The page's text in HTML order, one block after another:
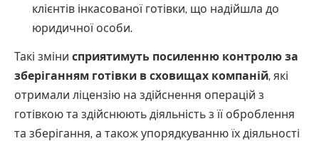
клієнтів інкасованої готівки, що надійшла до
юридичної особи.
Такі зміни сприятимуть посиленню контролю за
зберіганням готівки в сховищах компаній, які
отримали ліцензію на здійснення операцій з
готівкою та здійснюють діяльність з її оброблення
та зберігання, а також упорядкуванню їх діяльності